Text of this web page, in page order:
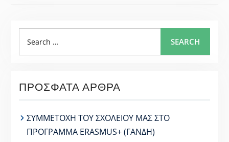
for:
SEARCH
ΠΡΌΣΦΑΤΑ ΆΡΘΡΑ
ΣΥΜΜΕΤΟΧΗ ΤΟΥ ΣΧΟΛΕΙΟΥ ΜΑΣ ΣΤΟ
ΠΡΟΓΡΑΜΜΑ ERASMUS+ (ΓΑΝΔΗ)